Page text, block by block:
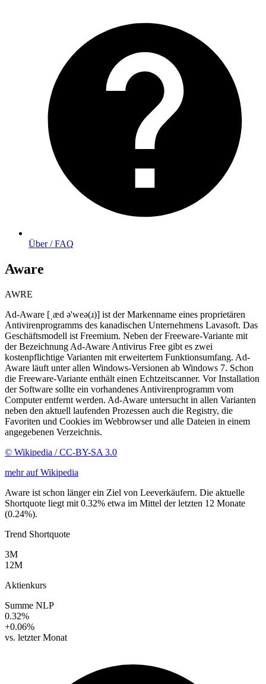
Über / FAQ
Aware
AWRE
Ad-Aware [ˌæd ə'weə(ɹ)] ist der Markenname eines proprietären
Antivirenprogramms des kanadischen Unternehmens Lavasoft. Das
Geschäftsmodell ist Freemium. Neben der Freeware-Variante mit
der Bezeichnung Ad-Aware Antivirus Free gibt es zwei
kostenpflichtige Varianten mit erweitertem Funktionsumfang. Ad-
Aware läuft unter allen Windows-Versionen ab Windows 7. Schon
die Freeware-Variante enthält einen Echtzeitscanner. Vor Installation
der Software sollte ein vorhandenes Antivirenprogramm vom
Computer entfernt werden. Ad-Aware untersucht in allen Varianten
neben den aktuell laufenden Prozessen auch die Registry, die
Favoriten und Cookies im Webbrowser und alle Dateien in einem
angegebenen Verzeichnis.
© Wikipedia / CC-BY-SA 3.0
mehr auf Wikipedia
Aware ist schon länger ein Ziel von Leeverkäufern. Die aktuelle
Shortquote liegt mit 0.32% etwa im Mittel der letzten 12 Monate
(0.24%).
Trend Shortquote
3M
12M
Aktienkurs
Summe NLP
0.32%
+0.06%
vs. letzter Monat